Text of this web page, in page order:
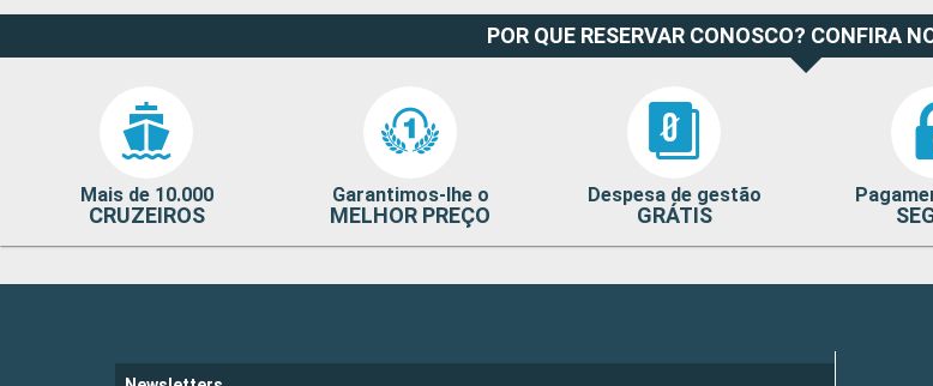
POR QUE RESERVAR CONOSCO? CONFIRA
Mais de 10.000
CRUZEIROS
Garantimos-lhe o
MELHOR PREÇO
Despesa de gestão
GRÁTIS